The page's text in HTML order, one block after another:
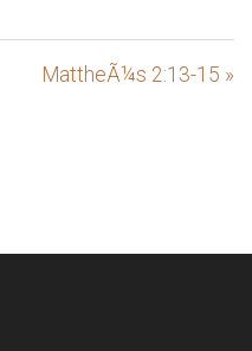
MattheÃ¼s 2:13-15 »